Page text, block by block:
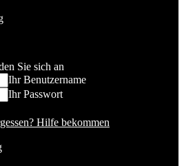
Sie sich an
Ihr Benutzername
Ihr Passwort
Hilfe bekommen